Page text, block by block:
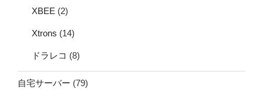
XBEE (2)
Xtrons (14)
ドラレコ (8)
自宅サーバー (79)